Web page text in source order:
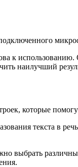
к
наилучший
которые
текста в
выбрать